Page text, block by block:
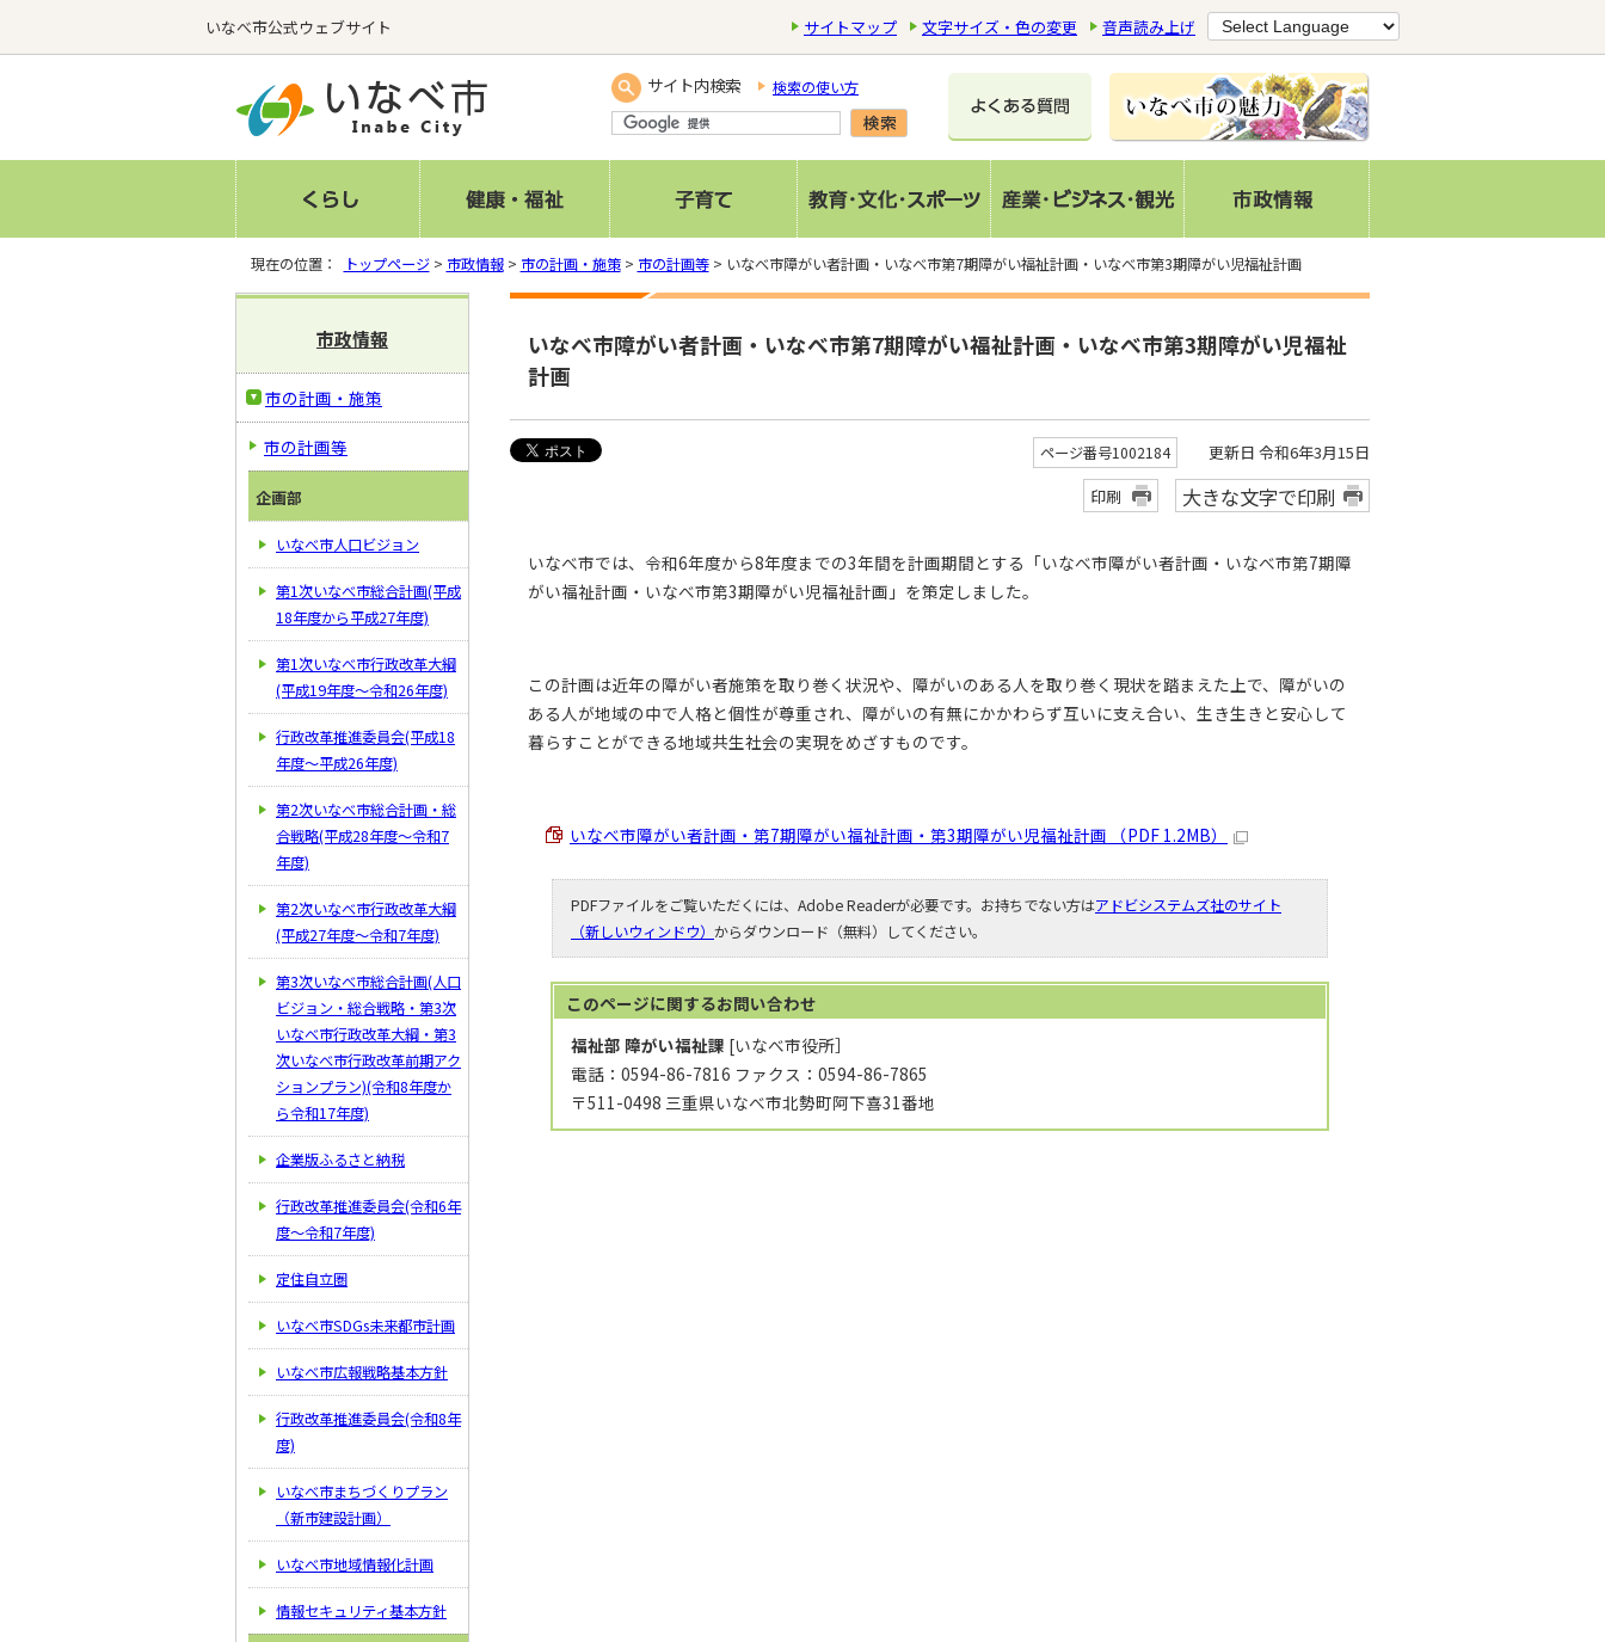
いなべ市公式ウェブサイト サイトマップ 文字サイズ・色の変更 音声読み上げ
サイト内検索 検索の使い方
現在の位置： トップページ> 市政情報> 市の計画・施策> 市の計画等> いなべ市障がい者計画・いなべ市第7期障がい福祉計画・いなべ市第3期障がい児福祉計画
いなべ市障がい者計画・いなべ市第7期障がい福祉計画・いなべ市第3期障がい児福祉
計画
ページ番号1002184
更新日 令和6年3月15日
印刷
大きな文字で印刷
いなべ市では、令和6年度から8年度までの3年間を計画期間とする「いなべ市障がい者計画・いなべ市第7期障
がい福祉計画・いなべ市第3期障がい児福祉計画」を策定しました。
この計画は近年の障がい者施策を取り巻く状況や、障がいのある人を取り巻く現状を踏まえた上で、障がいの
ある人が地域の中で人格と個性が尊重され、障がいの有無にかかわらず互いに支え合い、生き生きと安心して
暮らすことができる地域共生社会の実現をめざすものです。
いなべ市障がい者計画・第7期障がい福祉計画・第3期障がい児福祉計画 （PDF 1.2MB）
PDFファイルをご覧いただくには、Adobe Readerが必要です。お持ちでない方はアドビシステムズ社のサイト
（新しいウィンドウ） からダウンロード（無料）してください。
このページに関するお問い合わせ
福祉部 障がい福祉課 [いなべ市役所］
電話：0594-86-7816 ファクス：0594-86-7865
〒511-0498 三重県いなべ市北勢町阿下喜31番地
市政情報
市の計画・施策
市の計画等
企画部
いなべ市人口ビジョン
第1次いなべ市総合計画(平成
18年度から平成27年度)
第1次いなべ市行政改革大綱
(平成19年度～令和26年度)
行政改革推進委員会(平成18
年度～平成26年度)
第2次いなべ市総合計画・総
合戦略(平成28年度～令和7
年度)
第2次いなべ市行政改革大綱
(平成27年度～令和7年度)
第3次いなべ市総合計画(人口
ビジョン・総合戦略・第3次
いなべ市行政改革大綱・第3
次いなべ市行政改革前期アク
ションプラン)(令和8年度か
ら令和17年度)
企業版ふるさと納税
行政改革推進委員会(令和6年
度～令和7年度)
定住自立圏
いなべ市SDGs未来都市計画
いなべ市広報戦略基本方針
行政改革推進委員会(令和8年
度)
いなべ市まちづくりプラン
（新市建設計画）
いなべ市地域情報化計画
情報セキュリティ基本方針